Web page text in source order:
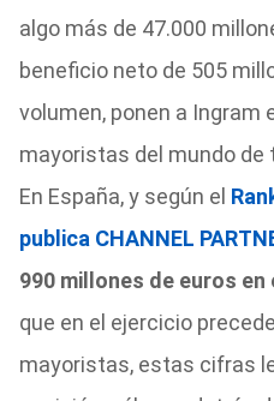
algo más de 47.000
beneficio neto de 505
volumen, ponen a Ingram
mayoristas del mundo de
En España, y según el
publica CHANNEL
990 millones de euros en
que en el ejercicio
mayoristas, estas cifras